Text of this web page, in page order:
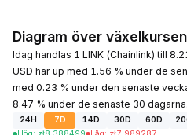
Diagram över
Idag handlas 1 LINK (Chainlink) till
USD har up med 1.56 % under de
med 0.23 % under den senaste
8.47 % under de senaste 30 dagarna.
24H 7D 14D 30D 60D